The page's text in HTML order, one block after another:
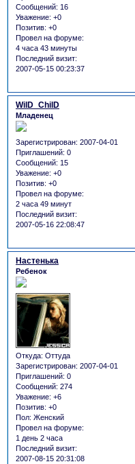
Сообщений: 16
Уважение: +0
Позитив: +0
Провел на форуме:
4 часа 43 минуты
Последний визит:
2007-05-15 00:23:37
WilD_ChilD
Младенец
Зарегистрирован: 2007-04-01
Приглашений: 0
Сообщений: 15
Уважение: +0
Позитив: +0
Провел на форуме:
2 часа 49 минут
Последний визит:
2007-05-16 22:08:47
Настенька
Ребенок
Откуда: Оттуда
Зарегистрирован: 2007-04-01
Приглашений: 0
Сообщений: 274
Уважение: +6
Позитив: +0
Пол: Женский
Провел на форуме:
1 день 2 часа
Последний визит:
2007-08-15 20:31:08